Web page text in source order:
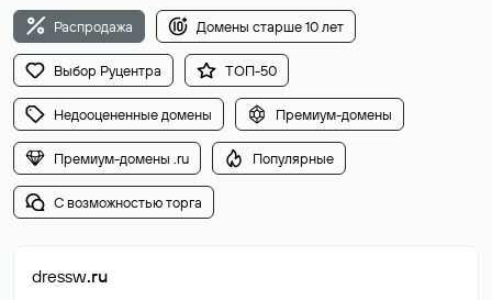
Распродажа Домены старше 10 лет
Выбор Руцентра ТОП-50
Недооцененные домены Премиум-домены
Премиум-домены .ru Популярные
С возможностью торга
dressw.ru